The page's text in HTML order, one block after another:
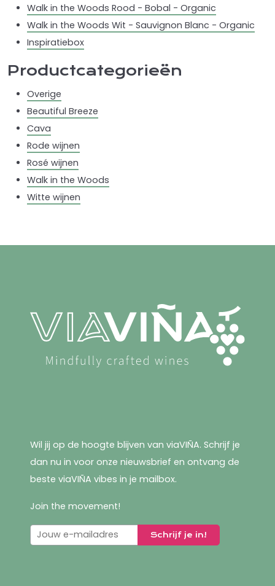
Walk in the Woods Rood - Bobal - Organic
Walk in the Woods Wit - Sauvignon Blanc - Organic
Inspiratiebox
Productcategorieën
Overige
Beautiful Breeze
Cava
Rode wijnen
Rosé wijnen
Walk in the Woods
Witte wijnen
Wil jij op de hoogte blijven van viaVIÑA. Schrijf je
dan nu in voor onze nieuwsbrief en ontvang de
beste viaVIÑA vibes in je mailbox.
Join the movement!